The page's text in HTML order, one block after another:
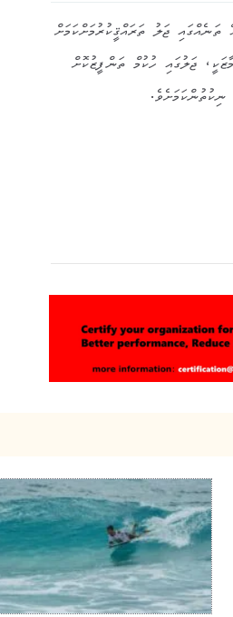
ޖަލު ތަރައްޤީކުރުމަށްކަމަށް
ޖަލުގައި ހުކުމް ތަންފީޒުކޮށް